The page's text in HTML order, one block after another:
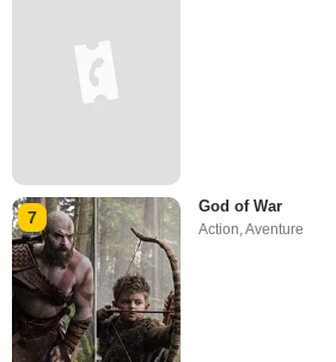
7
God of War
Action ,Aventure